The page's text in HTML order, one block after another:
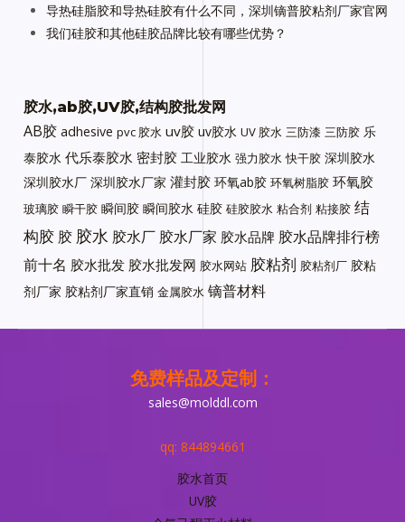
导热硅脂胶和导热硅胶有什么不同，深圳镝普胶粘剂厂家官网
我们硅胶和其他硅胶品牌比较有哪些优势？
胶水,ab胶,UV胶,结构胶批发网
AB胶 adhesive pvc 胶水 uv胶 uv胶水 UV 胶水 三防漆 三防胶 乐
泰胶水 代乐泰胶水 密封胶 工业胶水 强力胶水 快干胶 深圳胶水
深圳胶水厂 深圳胶水厂家 灌封胶 环氧ab胶 环氧树脂胶 环氧胶
玻璃胶 瞬干胶 瞬间胶 瞬间胶水 硅胶 硅胶胶水 粘合剂 粘接胶 结
构胶 胶 胶水 胶水厂 胶水厂家 胶水品牌 胶水品牌排行榜
前十名 胶水批发 胶水批发网 胶水网站 胶粘剂 胶粘剂厂 胶粘
剂厂家 胶粘剂厂家直销 金属胶水 镝普材料
免费样品及定制：
sales@molddl.com
qq: 844894661
胶水首页
UV胶